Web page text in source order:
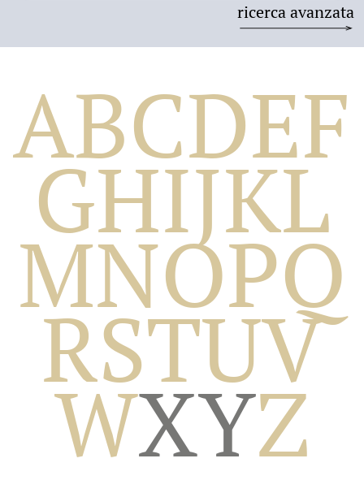
ricerca avanzata
Biografico
ABCDEF
GHIJKL
MNOPQ
RSTUV
WXYZ